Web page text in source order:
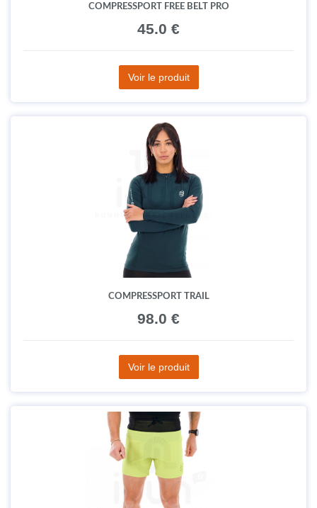
COMPRESSPORT FREE BELT PRO
45.0 €
Voir le produit
COMPRESSPORT TRAIL
98.0 €
Voir le produit